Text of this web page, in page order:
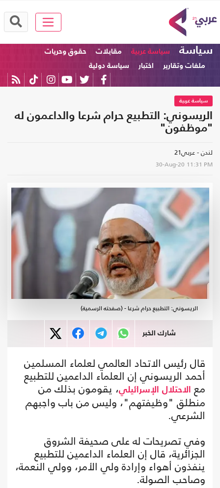
سياسة سياسة عربية مقابلات
حقوق وحريات
ملفات وتقارير
اختبار سياسة دولية
سياسة عربية
الريسوني: التطبيع حرام شرعا والداعمون له
"موظفون"
لندن - عربي21
30-Aug-20 11:31 PM
الريسوني: التطبيع حرام شرعا - (صفحته الرسمية)
شارك الخبر
قال رئيس الاتحاد العالمي لعلماء المسلمين
أحمد الريسوني إن العلماء الداعمين للتطبيع
مع الاحتلال الإسرائيلي، يقومون بذلك من
منطلق "وظيفتهم"، وليس من باب واجبهم
الشرعي.
وفي تصريحات له على صحيفة الشروق
الجزائرية، قال إن العلماء الداعمين للتطبيع
ينفذون أهواء وإرادة ولي الأمر، وولي النعمة،
وصاحب الصولة.